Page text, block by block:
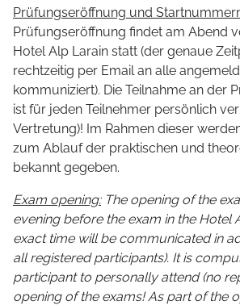
Prüfungseröffnung und
Prüfungseröffnung findet am Abend
Hotel Alp Larain statt (der genaue
rechtzeitig per Email an alle
kommuniziert). Die Teilnahme an der
ist für jeden Teilnehmer persönlich
Vertretung)! Im Rahmen dieser
zum Ablauf der praktischen und
bekannt gegeben.
Exam opening:The opening of the
evening before the exam in the Hotel
exact time will be communicated in
all registered participants). It is
participant to personally attend (no
opening of the exams! As part of the